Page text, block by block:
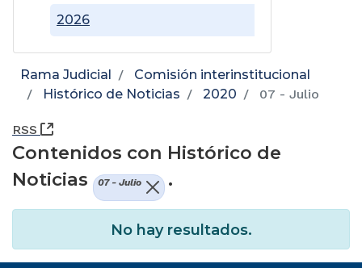
2026
Rama Judicial
Comisión interinstitucional
Histórico de Noticias
2020 07 - Julio
RSS (Abre una nueva ventana)
Contenidos con Histórico de
Noticias
07 - Julio .
No hay resultados.